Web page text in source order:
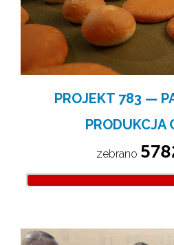
PROJEKT 783 —
PRODUKCJA
zebrano